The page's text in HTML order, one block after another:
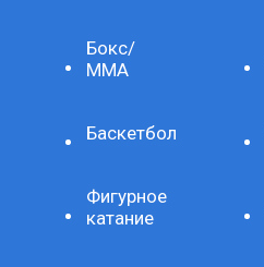
Бокс/
ММА
Баскетбол
Фигурное
катание